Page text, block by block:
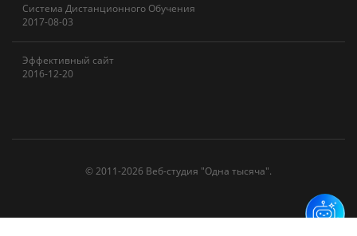
Система Дистанционного Обучения
2017-08-03
Эффективный сайт
2016-12-20
© 2011-2026 Веб-студия "Одна тысяча".